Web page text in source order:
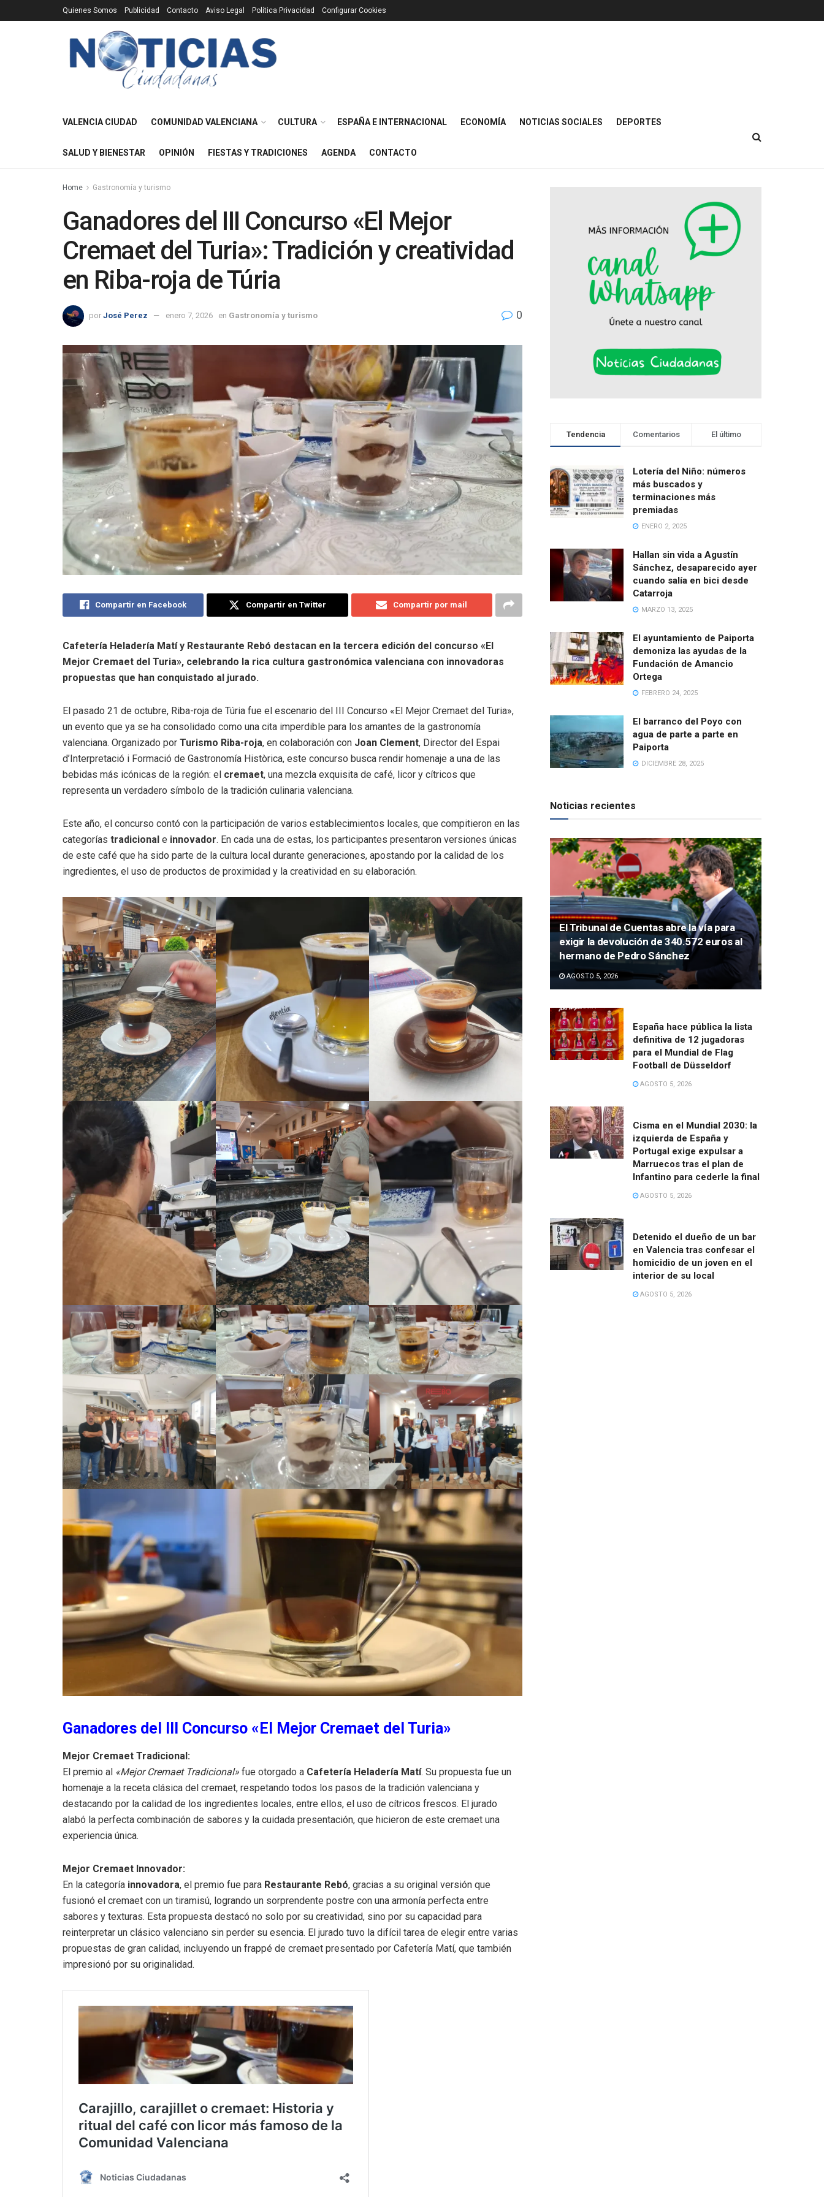
Quienes Somos Publicidad Contacto Aviso Legal Política Privacidad Configurar Cookies
VALENCIA CIUDAD COMUNIDAD VALENCIANA CULTURA ESPAÑA E INTERNACIONAL ECONOMÍA NOTICIAS SOCIALES DEPORTES
SALUD Y BIENESTAR OPINIÓN FIESTAS Y TRADICIONES AGENDA CONTACTO
Home Gastronomía y turismo
Ganadores del III Concurso «El Mejor
Cremaet del Turia»: Tradición y creatividad
en Riba-roja de Túria
por José Perez enero 7, 2026 en Gastronomía y turismo 0
Compartir en Facebook Compartir en Twitter Compartir por mail
Cafetería Heladería Matí y Restaurante Rebó destacan en la tercera edición del concurso «El
Mejor Cremaet del Turia», celebrando la rica cultura gastronómica valenciana con innovadoras
propuestas que han conquistado al jurado.
El pasado 21 de octubre, Riba-roja de Túria fue el escenario del III Concurso «El Mejor Cremaet del Turia»,
un evento que ya se ha consolidado como una cita imperdible para los amantes de la gastronomía
valenciana. Organizado por Turismo Riba-roja, en colaboración con Joan Clement, Director del Espai
d’Interpretació i Formació de Gastronomía Històrica, este concurso busca rendir homenaje a una de las
bebidas más icónicas de la región: el cremaet, una mezcla exquisita de café, licor y cítricos que
representa un verdadero símbolo de la tradición culinaria valenciana.
Este año, el concurso contó con la participación de varios establecimientos locales, que compitieron en las
categorías tradicional e innovador. En cada una de estas, los participantes presentaron versiones únicas
de este café que ha sido parte de la cultura local durante generaciones, apostando por la calidad de los
ingredientes, el uso de productos de proximidad y la creatividad en su elaboración.
Ganadores del III Concurso «El Mejor Cremaet del Turia»
Mejor Cremaet Tradicional:
El premio al «Mejor Cremaet Tradicional» fue otorgado a Cafetería Heladería Matí. Su propuesta fue un
homenaje a la receta clásica del cremaet, respetando todos los pasos de la tradición valenciana y
destacando por la calidad de los ingredientes locales, entre ellos, el uso de cítricos frescos. El jurado
alabó la perfecta combinación de sabores y la cuidada presentación, que hicieron de este cremaet una
experiencia única.
Mejor Cremaet Innovador:
En la categoría innovadora, el premio fue para Restaurante Rebó, gracias a su original versión que
fusionó el cremaet con un tiramisú, logrando un sorprendente postre con una armonía perfecta entre
sabores y texturas. Esta propuesta destacó no solo por su creatividad, sino por su capacidad para
reinterpretar un clásico valenciano sin perder su esencia. El jurado tuvo la difícil tarea de elegir entre varias
propuestas de gran calidad, incluyendo un frappé de cremaet presentado por Cafetería Matí, que también
impresionó por su originalidad.
Tendencia Comentarios El último
Lotería del Niño: números
más buscados y
terminaciones más
premiadas
ENERO 2, 2025
Hallan sin vida a Agustín
Sánchez, desaparecido ayer
cuando salía en bici desde
Catarroja
MARZO 13, 2025
El ayuntamiento de Paiporta
demoniza las ayudas de la
Fundación de Amancio
Ortega
FEBRERO 24, 2025
El barranco del Poyo con
agua de parte a parte en
Paiporta
DICIEMBRE 28, 2025
Noticias recientes
El Tribunal de Cuentas abre la vía para
exigir la devolución de 340.572 euros al
hermano de Pedro Sánchez
AGOSTO 5, 2026
España hace pública la lista
definitiva de 12 jugadoras
para el Mundial de Flag
Football de Düsseldorf
AGOSTO 5, 2026
Cisma en el Mundial 2030: la
izquierda de España y
Portugal exige expulsar a
Marruecos tras el plan de
Infantino para cederle la final
AGOSTO 5, 2026
Detenido el dueño de un bar
en Valencia tras confesar el
homicidio de un joven en el
interior de su local
AGOSTO 5, 2026